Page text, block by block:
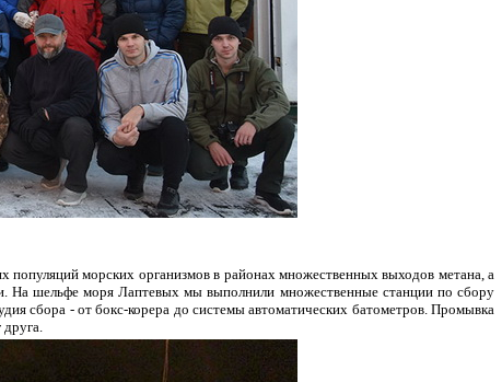
популяций морских организмов в районах множественных выходов метана, а
На шельфе моря Лаптевых мы выполнили множественные станции по сбору
сбора - от бокс-корера до системы автоматических батометров. Промывка
друга.